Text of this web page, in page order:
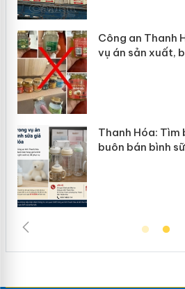
an Thanh Hóa tìm bị hại trong
án sản xuất, buôn bán yến sào giả
Hóa: Tìm bị hại trong vụ án
bán bình sữa Moyuum giả